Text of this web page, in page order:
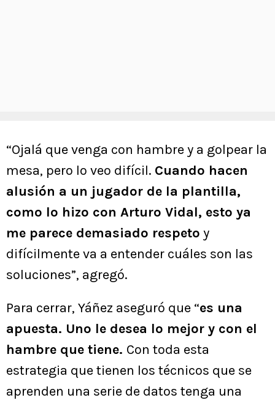
“Ojalá que venga con hambre y a golpear la
mesa, pero lo veo difícil. Cuando hacen
alusión a un jugador de la plantilla,
como lo hizo con Arturo Vidal, esto ya
me parece demasiado respeto y
difícilmente va a entender cuáles son las
soluciones”, agregó.
Para cerrar, Yáñez aseguró que “es una
apuesta. Uno le desea lo mejor y con el
hambre que tiene. Con toda esta
estrategia que tienen los técnicos que se
aprenden una serie de datos tenga una